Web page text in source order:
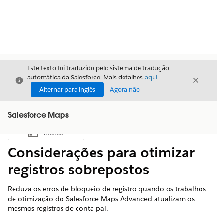
Fechar
Este texto foi traduzido pelo sistema de tradução
automática da Salesforce. Mais detalhes aqui.
Alternar para inglês
Agora não
Fechar
Salesforce Maps
Mostrar índice
Índice
Considerações para otimizar
registros sobrepostos
Reduza os erros de bloqueio de registro quando os trabalhos
de otimização do Salesforce Maps Advanced atualizam os
mesmos registros de conta pai.